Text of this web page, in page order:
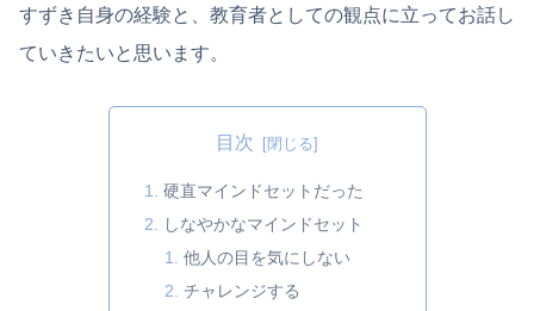
すずき自身の経験と、教育者としての観点に立ってお話し
ていきたいと思います。
目次
硬直マインドセットだった
しなやかなマインドセット
他人の目を気にしない
チャレンジする